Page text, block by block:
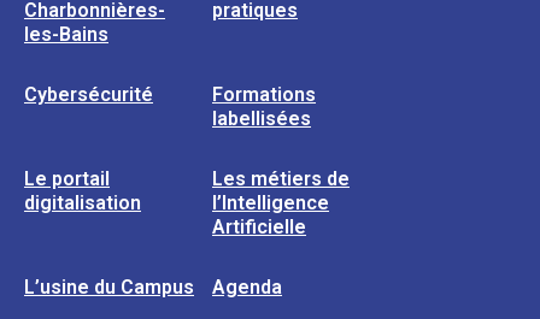
Charbonnières-
les-Bains
pratiques
Cybersécurité
Formations
labellisées
Le portail
digitalisation
Les métiers de
l’Intelligence
Artificielle
L’usine du Campus Agenda